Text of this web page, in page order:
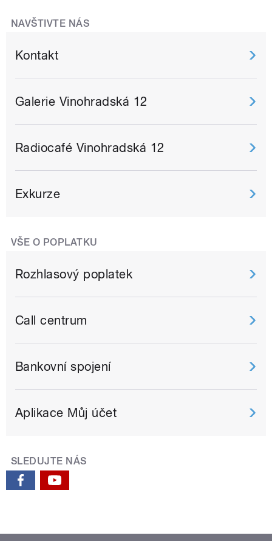
NAVŠTIVTE NÁS
Kontakt
Galerie Vinohradská 12
Radiocafé Vinohradská 12
Exkurze
VŠE O POPLATKU
Rozhlasový poplatek
Call centrum
Bankovní spojení
Aplikace Můj účet
SLEDUJTE NÁS